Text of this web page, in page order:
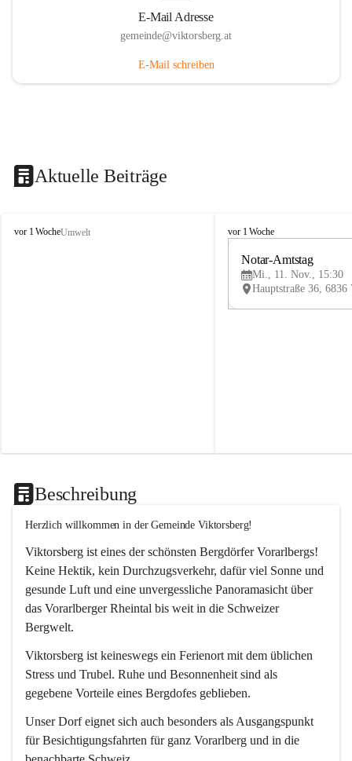
E-Mail Adresse
gemeinde@viktorsberg.at
E-Mail schreiben
Aktuelle Beiträge
V
vor 1 WocheUmwelt
V
vor 1 Woche
Notar-Amtstag
Mi., 11. Nov., 15:30
Beschreibung
Herzlich willkommen in der Gemeinde Viktorsberg!
Viktorsberg ist eines der schönsten Bergdörfer Vorarlbergs!
Keine Hektik, kein Durchzugsverkehr, dafür viel Sonne und
gesunde Luft und eine unvergessliche Panoramasicht über
das Vorarlberger Rheintal bis weit in die Schweizer
Bergwelt.
Viktorsberg ist keineswegs ein Ferienort mit dem üblichen
Stress und Trubel. Ruhe und Besonnenheit sind als
gegebene Vorteile eines Bergdofes geblieben.
Unser Dorf eignet sich auch besonders als Ausgangspunkt
für Besichtigungsfahrten für ganz Vorarlberg und in die